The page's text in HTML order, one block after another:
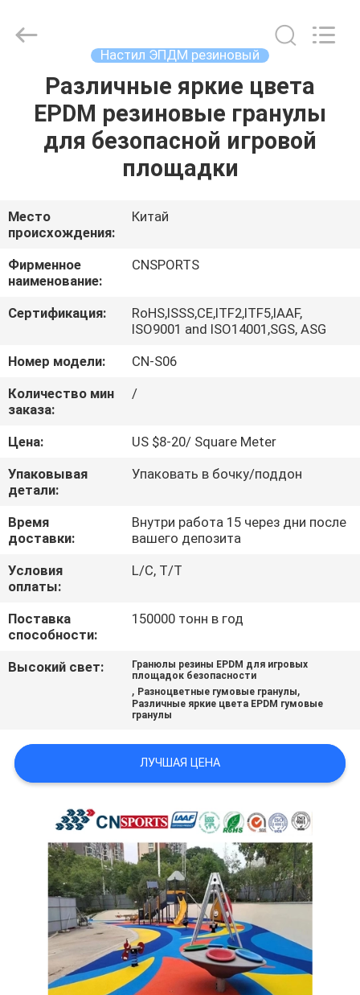
ДОМ
ПРОДУКТЫ
НАС
ПУТЕШЕСТВИЕ
ФАБРИКИ
КАЧЕСТВА
МЫ
СПРОСИТЕ
ЦИТАТУ
КАРТА
САЙТА
PRIVACY
Materials
Настил ЭПДМ резиновый
Различные яркие цвета
EPDM резиновые гранулы
для безопасной игровой
площадки
Место
происхождения:
Китай
Фирменное
наименование:
CNSPORTS
Сертификация:
RoHS,ISSS,CE,ITF2,ITF5,IAAF,
ISO9001 and ISO14001,SGS, ASG
Номер модели:
CN-S06
Количество мин
заказа:
/
Цена:
US $8-20/ Square Meter
Упаковывая
детали:
Упаковать в бочку/поддон
Время
доставки:
Внутри работа 15 через дни после
вашего депозита
Условия
оплаты:
L/C, T/T
Поставка
способности:
150000 тонн в год
Высокий свет:
Гранюлы резины EPDM для игровых
площадок безопасности
, Разноцветные гумовые гранулы,
Различные яркие цвета EPDM гумовые
гранулы
ЛУЧШАЯ ЦЕНА